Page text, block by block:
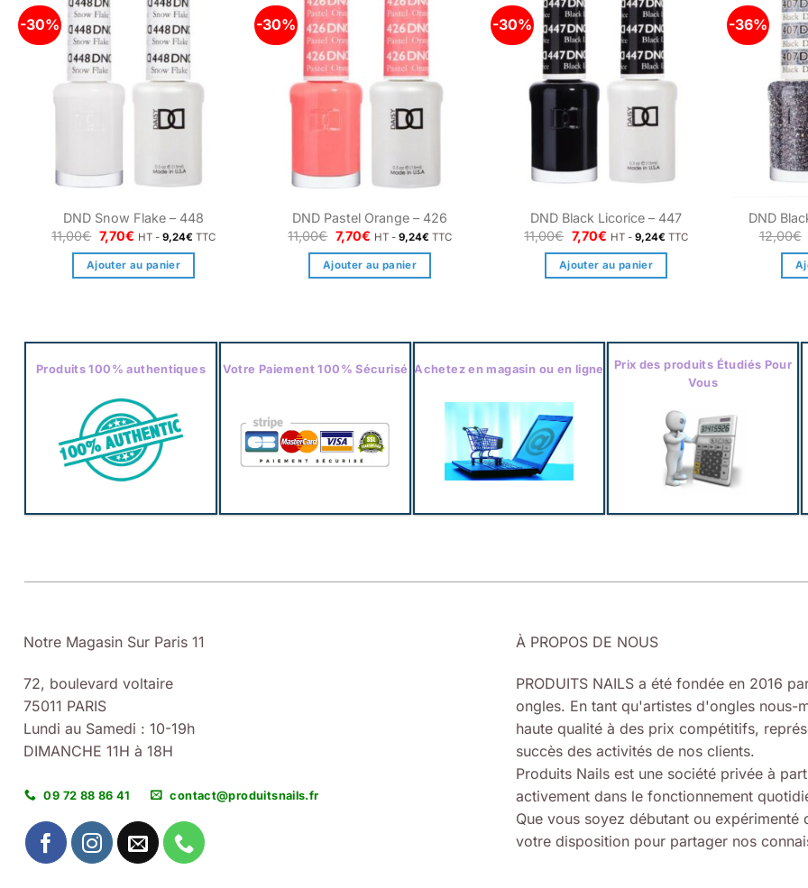
-30%
DND Snow Flake – 448
11,00€ Le
prix
initial
était :
7,70€Le
actuel
est :
HT - 9,24€ TTC
Ajouter au panier
-30%
DND Pastel Orange – 426
11,00€ Le
prix
initial
était :
7,70€Le
actuel
est :
HT - 9,24€ TTC
Ajouter au panier
-30%
DND Black Licorice – 447
11,00€ Le
prix
initial
était :
7,70€Le
actuel
est :
HT - 9,24€ TTC
Ajouter au panier
-36%
DND
12,00€
Produits 100% authentiques Votre Paiement 100% Sécurisé Achetez en magasin ou en ligne
Prix des produits Étudiés Pour
Vous
Notre Magasin Sur Paris 11
72, boulevard voltaire
75011 PARIS
Lundi au Samedi : 10-19h
DIMANCHE 11H à 18H
09 72 88 86 41 contact@produitsnails.fr
À PROPOS DE NOUS
PRODUITS NAILS a été fondée en 2016
ongles. En tant qu'artistes d'ongles nous-
haute qualité à des prix compétitifs,
succès des activités de nos clients.
Produits Nails est une société privée à
activement dans le fonctionnement
Que vous soyez débutant ou
votre disposition pour partager nos